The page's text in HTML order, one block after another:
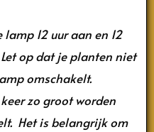
12 uur aan en 12
op dat je planten niet
omschakelt.
zo groot worden
Het is belangrijk om